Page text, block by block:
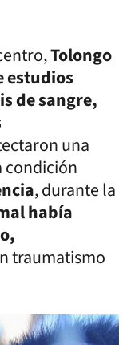
Tolongo
estudios
de sangre,
una
condición
, durante la
había
traumatismo